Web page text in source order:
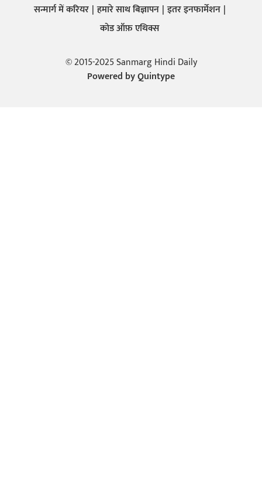
सन्मार्ग में करियर हमारे साथ बिज्ञापन इतर इनफार्मेशन
कोड ऑफ़ एथिक्स
© 2015-2025 Sanmarg Hindi Daily
Powered byQuintype